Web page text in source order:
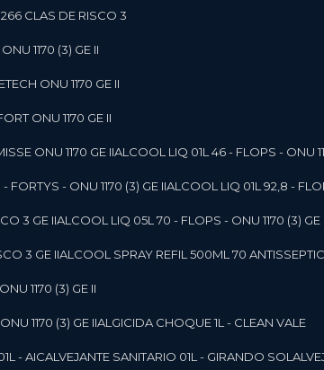
CLAS DE RISCO 3
1170 (3) GE II
ONU 1170 GE II
ONU 1170 GE II
ONU 1170 GE II ALCOOL LIQ 01L 46 - FLOPS - ONU
- FORTYS - ONU 1170 (3) GE II ALCOOL LIQ 01L 92,8 -
3 GE II ALCOOL LIQ 05L 70 - FLOPS - ONU 1170 (3) GE
3 GE II ALCOOL SPRAY REFIL 500ML 70
1170 (3) GE II
1170 (3) GE II ALGICIDA CHOQUE 1L - CLEAN VALE
- AIC ALVEJANTE SANITARIO 01L - GIRANDO SOL